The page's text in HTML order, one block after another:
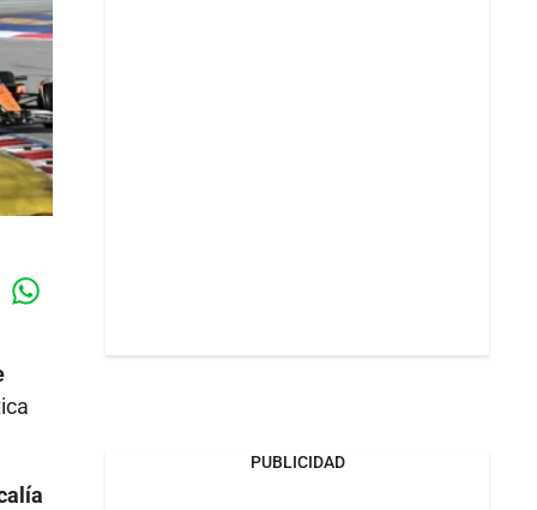
PUBLICIDAD